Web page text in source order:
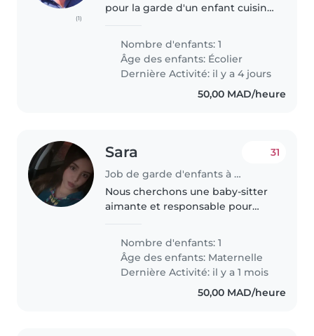
(1)
pour la garde d'un enfant cuisine
être sérieuse et une personne
de confiance, honoraire
négociable une nounou
couchante..
Nombre d'enfants: 1
Âge des enfants: Écolier
Dernière Activité: il y a 4 jours
50,00 MAD/heure
Sara
Job de garde d'enfants à Marrakech
31
Nous cherchons une baby-sitter
aimante et responsable pour
Nous parlons français et arabe. La
garde aura lieu à notre..
Nombre d'enfants: 1
Âge des enfants: Maternelle
Dernière Activité: il y a 1 mois
50,00 MAD/heure